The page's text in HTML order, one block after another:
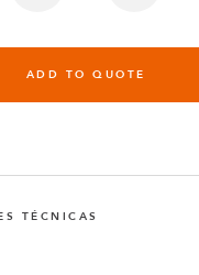
ADD TO QUOTE
TÉCNICAS